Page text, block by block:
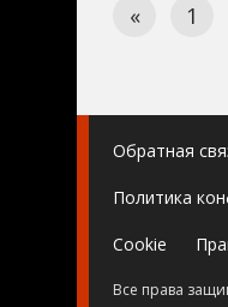
« 1
Обратная
Политика
Cookie
Все права